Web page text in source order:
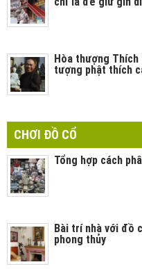
Hòa thượng Thích
tượng phật thích
CHƠI ĐỒ CỔ
Tổng hợp cách
Bài trí nhà với đồ
phong thủy